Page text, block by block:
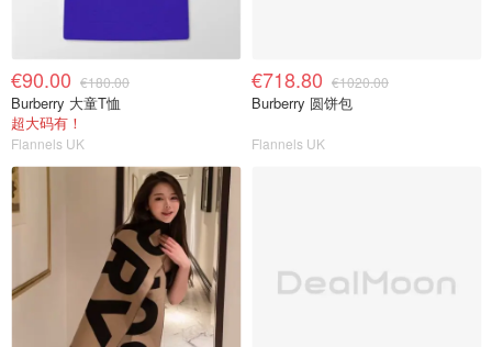
€90.00 €180.00
Burberry 大童T恤
超大码有！
Flannels UK
€718.80 €1020.00
Burberry 圆饼包
Flannels UK